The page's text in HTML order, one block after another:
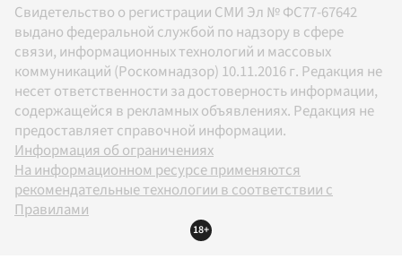
Свидетельство о регистрации СМИ Эл № ФС77-67642
выдано федеральной службой по надзору в сфере
связи, информационных технологий и массовых
коммуникаций (Роскомнадзор) 10.11.2016 г. Редакция не
несет ответственности за достоверность информации,
содержащейся в рекламных объявлениях. Редакция не
предоставляет справочной информации.
Информация об ограничениях
На информационном ресурсе применяются
рекомендательные технологии в соответствии с
Правилами
18+